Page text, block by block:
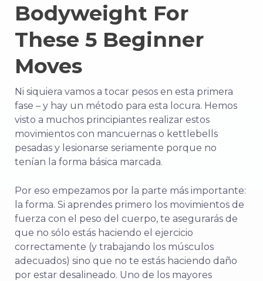
Bodyweight For
These 5 Beginner
Moves
Ni siquiera vamos a tocar pesos en esta primera
fase – y hay un método para esta locura. Hemos
visto a muchos principiantes realizar estos
movimientos con mancuernas o kettlebells
pesadas y lesionarse seriamente porque no
tenían la forma básica marcada.
Por eso empezamos por la parte más importante:
la forma. Si aprendes primero los movimientos de
fuerza con el peso del cuerpo, te asegurarás de
que no sólo estás haciendo el ejercicio
correctamente (y trabajando los músculos
adecuados) sino que no te estás haciendo daño
por estar desalineado. Uno de los mayores